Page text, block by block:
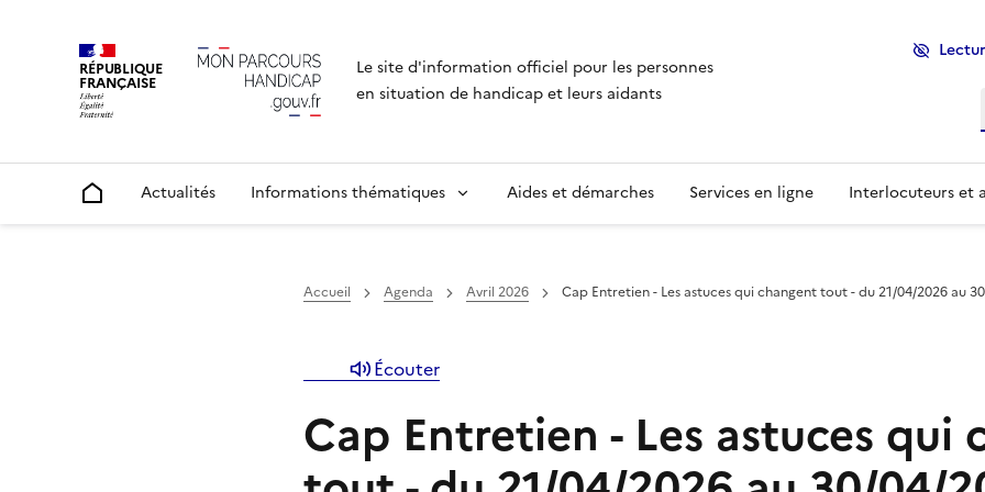
RÉPUBLIQUE
FRANÇAISE
Le site d'information officiel pour les personnes
en situation de handicap et leurs aidants
Accueil Actualités Informations thématiques Aides et démarches Services en ligne Interlocuteurs et
Accueil Agenda Avril 2026 Cap Entretien - Les astuces qui changent tout - du 21/04/2026 au
Écouter
Cap Entretien - Les astuces qui